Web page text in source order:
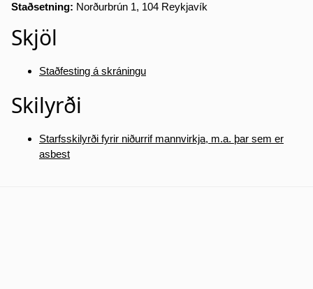
Staðsetning: Norðurbrún 1, 104 Reykjavík
Skjöl
Staðfesting á skráningu
Skilyrði
Starfsskilyrði fyrir niðurrif mannvirkja, m.a. þar sem er
asbest